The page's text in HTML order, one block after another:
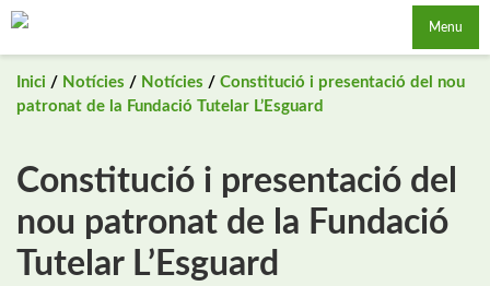
Saltar
Menu
Inici / Notícies / Notícies / Constitució i presentació del nou
patronat de la Fundació Tutelar L’Esguard
Constitució i presentació del
nou patronat de la Fundació
Tutelar L’Esguard